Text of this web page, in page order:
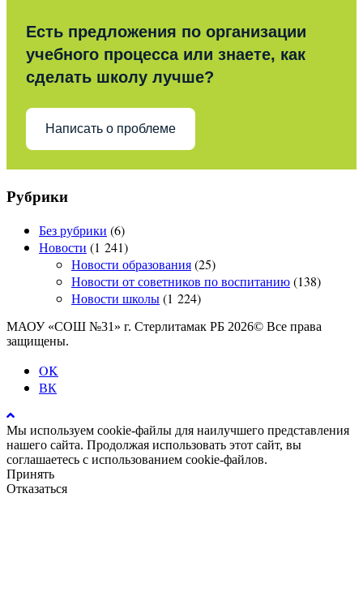
Есть предложения по организации
учебного процесса или знаете, как
сделать школу лучше?
Написать о проблеме
Рубрики
Без рубрики (6)
Новости (1 241)
Новости образования(25)
Новости от советников по воспитанию(138)
Новости школы(1 224)
МАОУ «СОШ №31» г. Стерлитамак РБ 2026© Все права
защищены.
OK
ВК
Мы используем cookie-файлы для наилучшего представления
нашего сайта. Продолжая использовать этот сайт, вы
соглашаетесь с использованием cookie-файлов.
Принять
Отказаться